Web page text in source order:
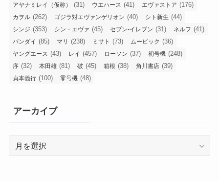
アヤナミレイ（仮称） (31) ウエハース (41) エヴァストア (176)
カヲル (262) ゴジラ対エヴァンゲリオン (40) シト新生 (44)
シンジ (353) シン・エヴァ (45) セブン-イレブン (31) ネルフ (41)
バンダイ (85) マリ (238) ミサト (73) ムービック (36)
ヤングエース (43) レイ (457) ローソン (37) 初号機 (248)
序 (32) 本田雄 (81) 破 (45) 箱根 (38) 角川書店 (39)
貞本義行 (100) 零号機 (48)
アーカイブ